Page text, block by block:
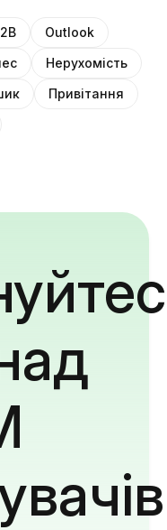
Outlook
Нерухомість
Привітання